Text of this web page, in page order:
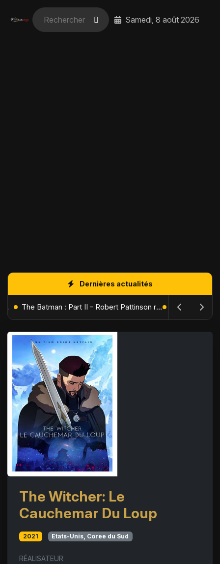
Samedi, 8 août 2026
Dernières actualités
L'Âge de Glace : Le Réveil du Volcan – Manny, Sid et Diego de retour pour une aventure explosive The Batman : Part II – Robert Pattinson replonge dans les ténèbres de Gotham dès octobre 2027
The Witcher: Le
Cauchemar Du Loup
2021 Etats-Unis, Coree du Sud
RÉALISATEUR